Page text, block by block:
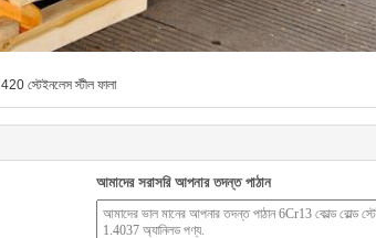
420 স্টেইনলেস স্টীল ফালা
আমাদের সরাসরি আপনার তদন্ত পাঠান